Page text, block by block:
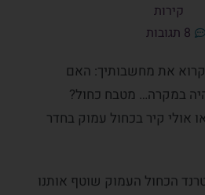
קירות
8 תגובות
את מחשבותיך: האם
במקרה… מטבח כחול?
אולי קיר בכחול עמוק בחדר
הכחול העמוק שוטף אותנו